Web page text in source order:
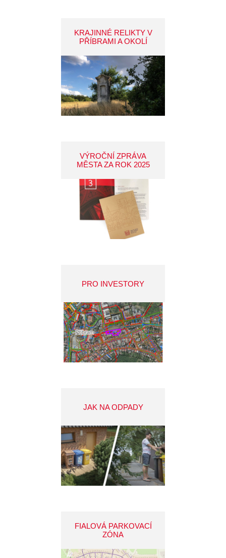
KRAJINNÉ RELIKTY V
PŘÍBRAMI A OKOLÍ
VÝROČNÍ ZPRÁVA
MĚSTA ZA ROK 2025
PRO INVESTORY
JAK NA ODPADY
FIALOVÁ PARKOVACÍ
ZÓNA